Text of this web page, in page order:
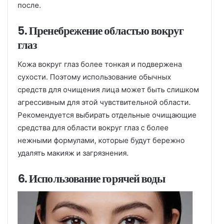
после.
5. Пренебрежение областью вокруг
глаз
Кожа вокруг глаз более тонкая и подвержена
сухости. Поэтому использование обычных
средств для очищения лица может быть слишком
агрессивным для этой чувствительной области.
Рекомендуется выбирать отдельные очищающие
средства для области вокруг глаз с более
нежными формулами, которые будут бережно
удалять макияж и загрязнения.
6. Использование горячей воды